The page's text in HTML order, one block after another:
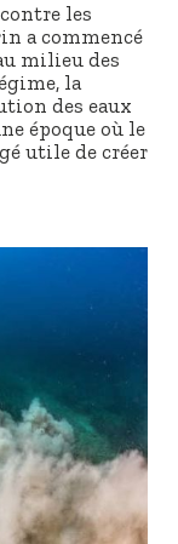
les
a commencé
milieu des
la
des eaux
époque où le
utile de créer